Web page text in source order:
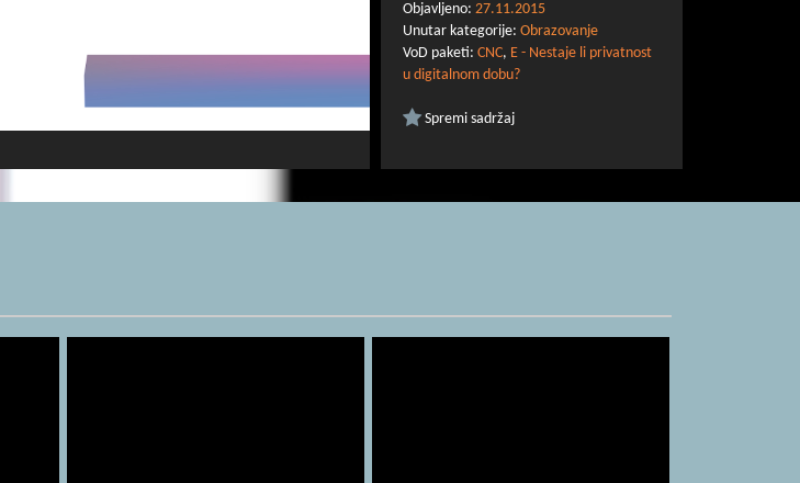
Objavljeno: 27.11.2015
Unutar kategorije: Obrazovanje
VoD paketi: CNC, E - Nestaje li privatnost
u digitalnom dobu?
Spremi sadržaj